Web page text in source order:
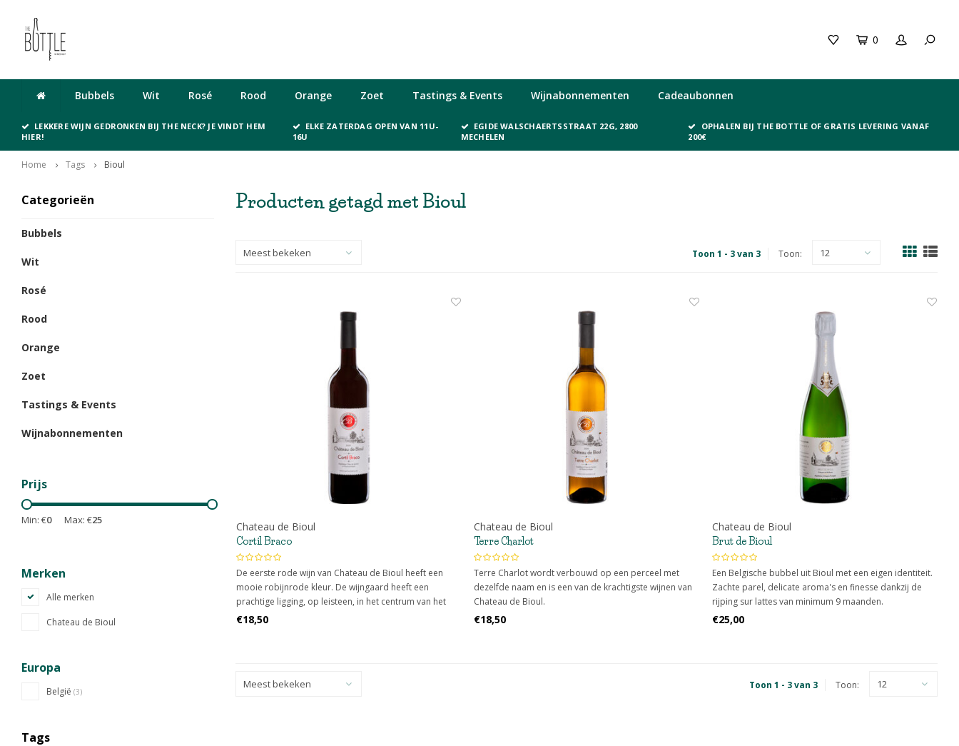
0
Bubbels Wit Rosé Rood Orange Zoet Tastings & Events Wijnabonnementen Cadeaubonnen
LEKKERE WIJN GEDRONKEN BIJ THE NECK? JE VINDT HEM
HIER!
ELKE ZATERDAG OPEN VAN 11U-
16U
EGIDE WALSCHAERTSSTRAAT 22G, 2800
MECHELEN
OPHALEN BIJ THE BOTTLE OF GRATIS LEVERING VANAF
200€
Home Tags Bioul
Categorieën
Bubbels
Wit
Rosé
Rood
Orange
Zoet
Tastings & Events
Wijnabonnementen
Prijs
Min: €0 Max: €25
Merken
Alle merken
Chateau de Bioul
Europa
België (3)
Tags
Producten getagd met Bioul
Meest bekeken Toon 1 - 3 van 3 Toon: 12
Chateau de Bioul
Cortil Braco
De eerste rode wijn van Chateau de Bioul heeft een
mooie robijnrode kleur. De wijngaard heeft een
prachtige ligging, op leisteen, in het centrum van het
dorp Bioul.
€18,50
Chateau de Bioul
Terre Charlot
Terre Charlot wordt verbouwd op een perceel met
dezelfde naam en is een van de krachtigste wijnen van
Chateau de Bioul.
€18,50
Chateau de Bioul
Brut de Bioul
Een Belgische bubbel uit Bioul met een eigen identiteit.
Zachte parel, delicate aroma's en finesse dankzij de
rijping sur lattes van minimum 9 maanden.
€25,00
Meest bekeken Toon 1 - 3 van 3 Toon: 12